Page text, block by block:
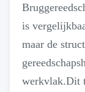
is
maar de
werkvlak.Dit